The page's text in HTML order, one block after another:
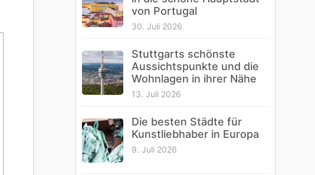
von Portugal
30. Juli 2026
Stuttgarts schönste
Aussichtspunkte und die
Wohnlagen in ihrer Nähe
13. Juli 2026
Die besten Städte für
Kunstliebhaber in Europa
9. Juli 2026